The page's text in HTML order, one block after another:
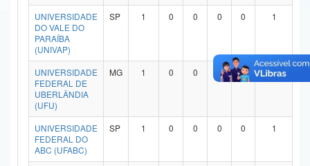
Banco Central do Brasil
UNIVERSIDADE
DO VALE DO
PARAÍBA
(UNIVAP)
SP 1 0 0 0 0 1
UNIVERSIDADE
FEDERAL DE
UBERLÂNDIA
(UFU)
MG 1 0 0 0 0 1
UNIVERSIDADE
FEDERAL DO
ABC (UFABC)
SP 1 0 0 0 0 1